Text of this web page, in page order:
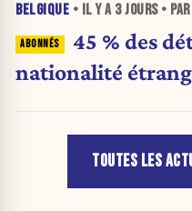
BELGIQUE • IL Y A 3 JOURS• PAR
45 % des
nationalité
TOUTES LES